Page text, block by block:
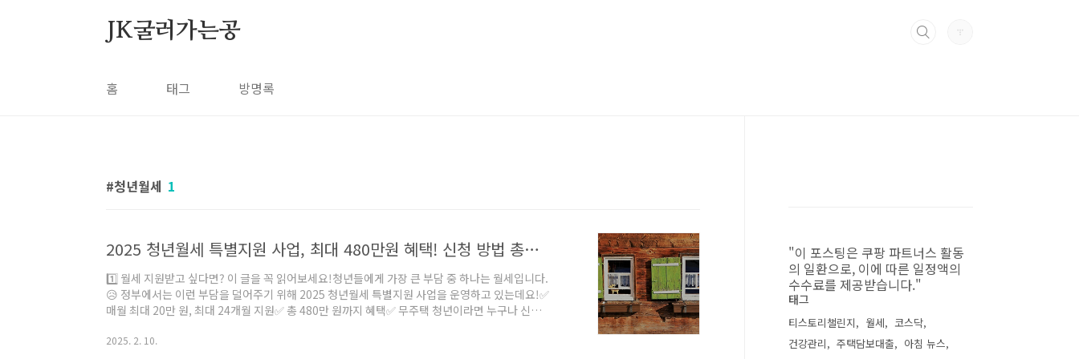
JK굴러가는공
홈 태그 방명록
청년월세 1
2025 청년월세 특별지원 사업, 최대 480만원 혜택! 신청 방법 총정리
1️⃣ 월세 지원받고 싶다면? 이 글을 꼭 읽어보세요!청년들에게 가장 큰 부담 중 하나는 월세입니다.
😥 정부에서는 이런 부담을 덜어주기 위해 2025 청년월세 특별지원 사업을 운영하고 있는데요!✅
매월 최대 20만 원, 최대 24개월 지원✅ 총 480만 원까지 혜택✅ 무주택 청년이라면 누구나 신청
대상, 신청 방법, 필요 서류까지 쉽고 빠르게 정리해드릴게요!2️⃣ 지원 대상 및 조건📌 기본 지원 대
2025. 2. 10.
"이 포스팅은 쿠팡 파트너스 활동
의 일환으로, 이에 따른 일정액의
수수료를 제공받습니다."
태그
티스토리챌린지 월세
코스닥
건강관리
주택담보대출
아침 뉴스